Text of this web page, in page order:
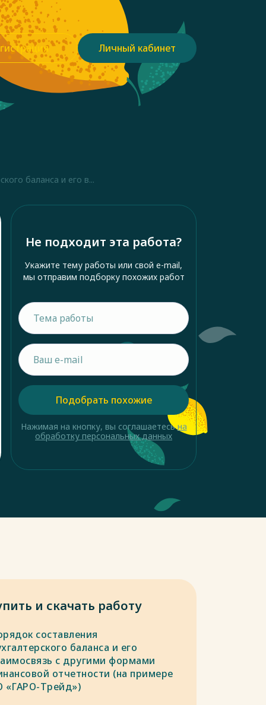
Личный кабинет
баланса и его в...
Не подходит эта работа?
Укажите тему работы или свой e-mail,
мы отправим подборку похожих работ
Подобрать похожие
Нажимая на кнопку, вы соглашаетесьна
обработку персональных данных
и скачать работу
составления
баланса и его
с другими формами
отчетности (на примере
«ГАРО-Трейд»)